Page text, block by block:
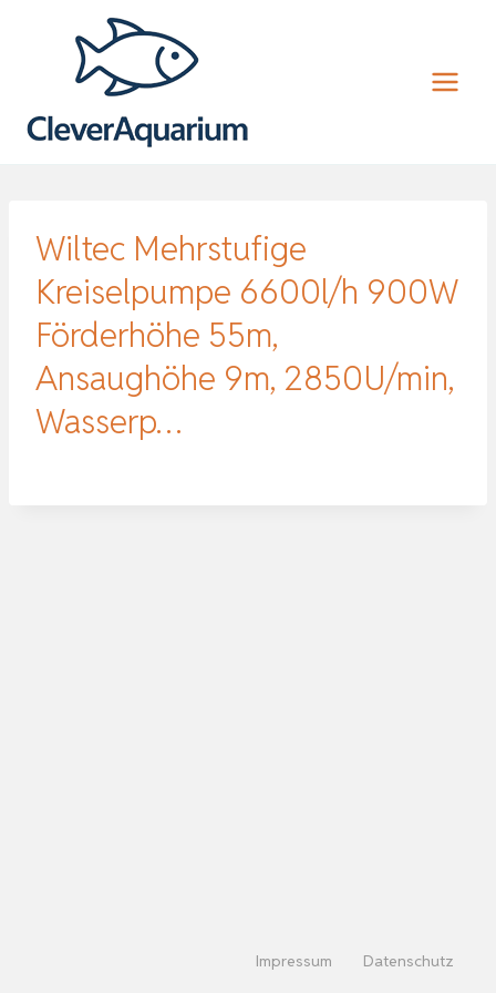
Wiltec Mehrstufige
Kreiselpumpe 6600l/h 900W
Förderhöhe 55m,
Ansaughöhe 9m, 2850U/min,
Wasserp…
Impressum Datenschutz